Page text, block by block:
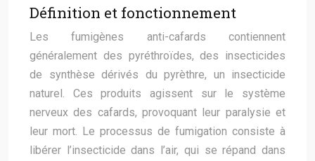
Définition et fonctionnement
Les fumigènes anti-cafards contiennent
généralement des pyréthroïdes, des insecticides
de synthèse dérivés du pyrèthre, un insecticide
naturel. Ces produits agissent sur le système
nerveux des cafards, provoquant leur paralysie et
leur mort. Le processus de fumigation consiste à
libérer l’insecticide dans l’air, qui se répand dans